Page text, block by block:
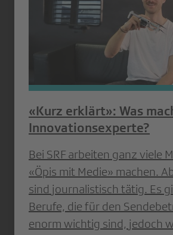
«Kurz erklärt»: Was
Innovationsexperte?
Bei SRF arbeiten ganz viele
«Öpis mit Medie» machen.
sind journalistisch tätig. Es
Berufe, die für den
enorm wichtig sind, jedoch